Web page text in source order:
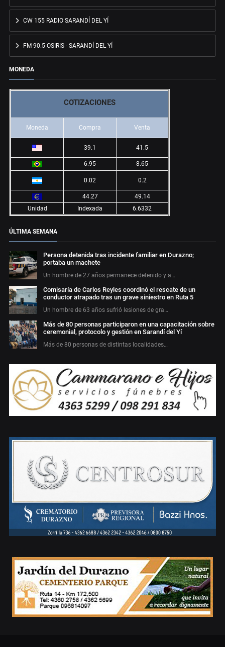
CW 155 RADIO SARANDÍ DEL YÍ
FM 90.5 OSIRIS - SARANDÍ DEL YÍ
MONEDA
COTIZACIONES
Moneda Compra Venta
39.1 41.5
6.95 8.65
0.02 0.2
44.27
49.14
Unidad
Indexada 6.6332
ÚLTIMA SEMANA
Persona detenida tras incidente familiar en Durazno;
portaba un machete
Un hombre de 27 años permanece detenido y a…
Comisaría de Carlos Reyles coordinó el rescate de un
conductor atrapado tras un grave siniestro en Ruta 5
Un hombre de 63 años sufrió lesiones de gra…
Más de 80 personas participaron en una capacitación sobre
ceremonial, protocolo y gestión en Sarandí del Yí
Más de 80 personas de distintas localidades…